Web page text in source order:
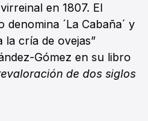
en 1807. El
´La Cabaña´ y
la cría de ovejas”
Gómez en su libro
de dos siglos